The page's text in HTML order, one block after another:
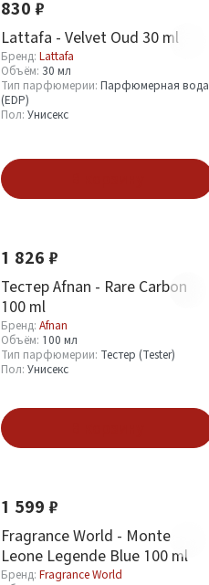
830 ₽
Lattafa - Velvet Oud 30 ml
Бренд: Lattafa
Объём: 30 мл
Тип парфюмерии: Парфюмерная вода
(EDP)
Пол: Унисекс
1 826 ₽
Тестер Afnan - Rare Carbon
100 ml
Бренд: Afnan
Объём: 100 мл
Тип парфюмерии: Тестер (Tester)
Пол: Унисекс
1 599 ₽
Fragrance World - Monte
Leone Legende Blue 100 ml
Бренд: Fragrance World